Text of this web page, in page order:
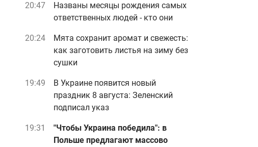
20:47
Названы месяцы рождения самых
ответственных людей - кто они
20:24
Мята сохранит аромат и свежесть:
как заготовить листья на зиму без
сушки
19:49
В Украине появится новый
праздник 8 августа: Зеленский
подписал указ
19:31
"Чтобы Украина победила": в
Польше предлагают массово